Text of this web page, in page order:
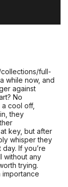
full-
while now, and
against
No
cool off,
they
key, but after
whisper they
If you’re
without any
trying.